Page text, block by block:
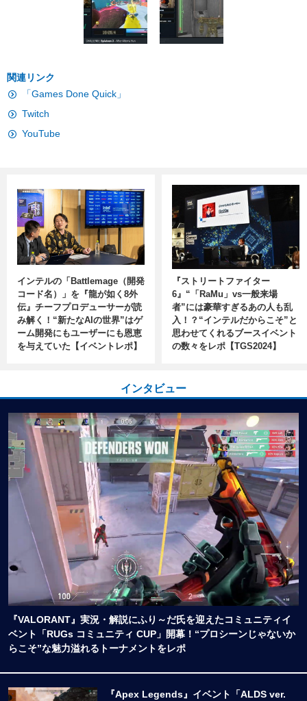
関連リンク
「Games Done Quick」
Twitch
YouTube
インテルの「Battlemage（開発
コード名）」を『龍が如く8外
伝』チーフプロデューサーが読
み解く！“新たなAIの世界”はゲ
ーム開発にもユーザーにも恩恵
を与えていた【イベントレポ】
『ストリートファイター
6』“「RaMu」vs一般来場
者”には豪華すぎるあの人も乱
入！？“インテルだからこそ”と
思わせてくれるブースイベント
の数々をレポ【TGS2024】
インタビュー
『VALORANT』実況・解説にふり～だ氏を迎えたコミュニティイ
ベント「RUGs コミュニティ CUP」開幕！“プロシーンじゃないか
らこそ”な魅力溢れるトーナメントをレポ
『Apex Legends』イベント「ALDS ver.